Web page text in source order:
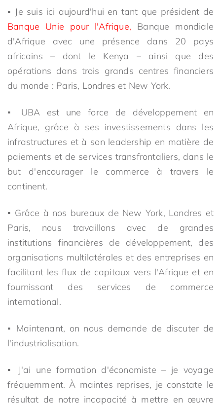
▪ Je suis ici aujourd'hui en tant que président de
Banque Unie pour l'Afrique, Banque mondiale
d'Afrique avec une présence dans 20 pays
africains – dont le Kenya – ainsi que des
opérations dans trois grands centres financiers
du monde : Paris, Londres et New York.
▪ UBA est une force de développement en
Afrique, grâce à ses investissements dans les
infrastructures et à son leadership en matière de
paiements et de services transfrontaliers, dans le
but d'encourager le commerce à travers le
continent.
▪ Grâce à nos bureaux de New York, Londres et
Paris, nous travaillons avec de grandes
institutions financières de développement, des
organisations multilatérales et des entreprises en
facilitant les flux de capitaux vers l'Afrique et en
fournissant des services de commerce
international.
▪ Maintenant, on nous demande de discuter de
l'industrialisation.
▪ J'ai une formation d'économiste – je voyage
fréquemment. À maintes reprises, je constate le
résultat de notre incapacité à mettre en œuvre